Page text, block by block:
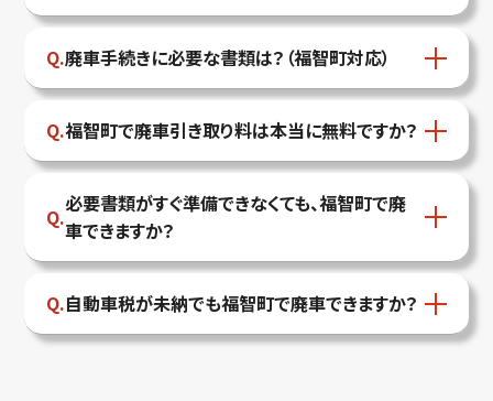
廃車手続きに必要な書類は？（福智町対応）
福智町で廃車引き取り料は本当に無料ですか？
必要書類がすぐ準備できなくても、福智町で廃
車できますか？
自動車税が未納でも福智町で廃車できますか？